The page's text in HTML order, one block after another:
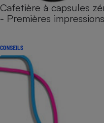
Cafetière à capsules
- Premières impressions
CONSEILS